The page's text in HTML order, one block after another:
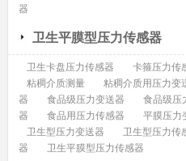
器
卫生平膜型压力传感器
卫生卡盘压力传感器 卡箍压力传
粘稠介质测量
粘稠介质用压力变
器
食品级压力变送器 食品级压
器
食品用压力传感器 平膜压力
卫生型压力变送器
卫生型压力传
器
卫生平膜型压力传感器